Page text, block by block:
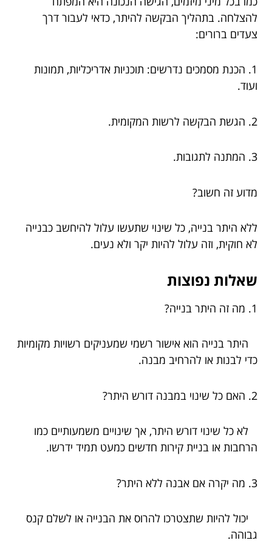
להצלחה. בתהליך הבקשה להיתר, כדאי לעבור דרך
צעדים ברורים:
1. הכנת מסמכים נדרשים: תוכניות אדריכליות, תמונות
ועוד.
2. הגשת הבקשה לרשות המקומית.
3. המתנה לתגובות.
מדוע זה חשוב?
ללא היתר בנייה, כל שינוי שתעשו עלול להיחשב כבנייה
לא חוקית, וזה עלול להיות יקר ולא נעים.
שאלות נפוצות
1. מה זה היתר בנייה?
היתר בנייה הוא אישור רשמי שמעניקים רשויות מקומיות
כדי לבנות או להרחיב מבנה.
2. האם כל שינוי במבנה דורש היתר?
לא כל שינוי דורש היתר, אך שינויים משמעותיים כמו
הרחבות או בניית קירות חדשים כמעט תמיד ידרשו.
3. מה יקרה אם אבנה ללא היתר?
יכול להיות שתצטרכו להרוס את הבנייה או לשלם קנס
גבוהה.